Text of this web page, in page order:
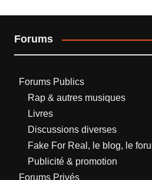
Forums
Forums Publics
Rap & autres musiques
Livres
Discussions diverses
Fake For Real, le blog, le
Publicité & promotion
Forums Privés